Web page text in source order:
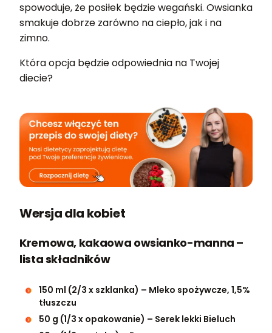
spowoduje, że posiłek będzie wegański. Owsianka
smakuje dobrze zarówno na ciepło, jak i na
zimno.
Która opcja będzie odpowiednia na Twojej
diecie?
Wersja dla kobiet
Kremowa, kakaowa owsianko-manna –
lista składników
150 ml (2/3 x szklanka) – Mleko spożywcze, 1,5%
tłuszczu
50 g (1/3 x opakowanie) – Serek lekki Bieluch